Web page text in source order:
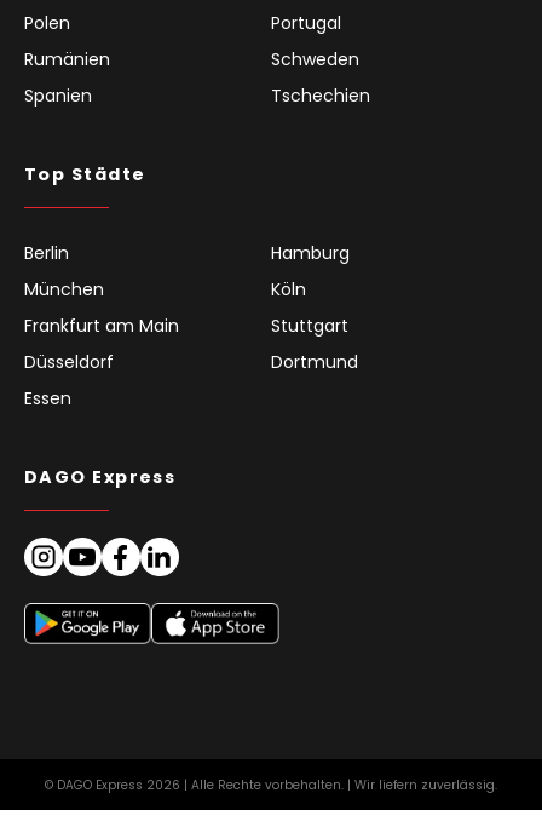
Polen
Portugal
Rumänien
Schweden
Spanien
Tschechien
Top Städte
Berlin
Hamburg
München
Köln
Frankfurt am Main
Stuttgart
Düsseldorf
Dortmund
Essen
DAGO Express
© DAGO Express 2026 | Alle Rechte vorbehalten. | Wir liefern zuverlässig.